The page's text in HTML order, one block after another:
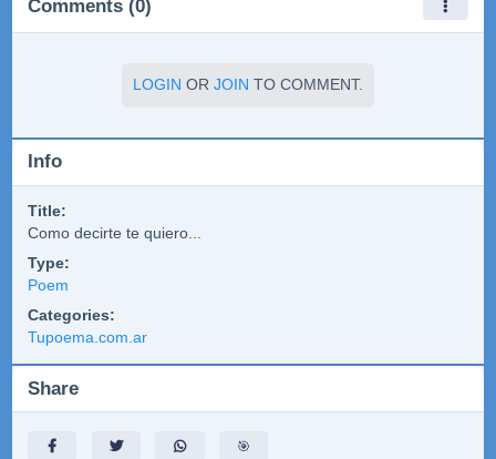
Comments (0)
LOGIN OR JOIN TO COMMENT.
Info
Title:
Como decirte te quiero...
Type:
Poem
Categories:
Tupoema.com.ar
Share
🎯